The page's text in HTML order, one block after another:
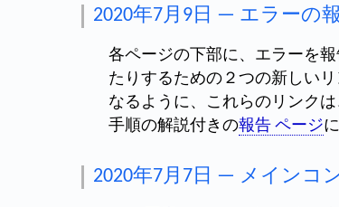
2020年7月9日 — エラーの
各ページの下部に、エラーを
たりするための２つの新しい
なるように、これらのリンク
手順の解説付きの報告 ページ
2020年7月7日 — メインコ